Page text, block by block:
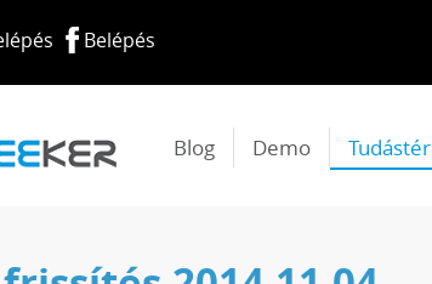
Belépés
Blog Demo Tudástér